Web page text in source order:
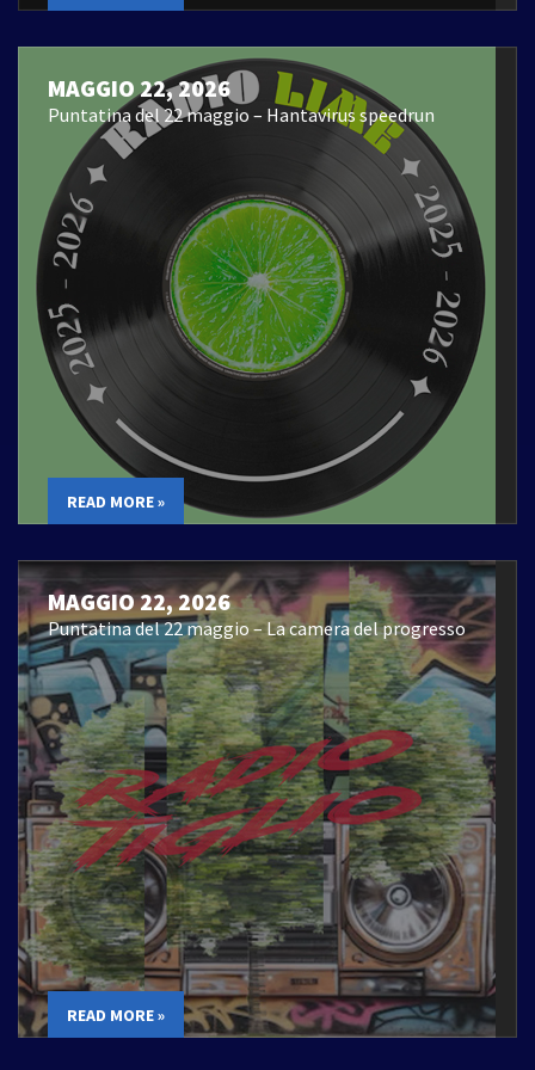
MAGGIO 22, 2026
Puntatina del 22 maggio – Hantavirus speedrun
READ MORE »
MAGGIO 22, 2026
Puntatina del 22 maggio – La camera del progresso
READ MORE »